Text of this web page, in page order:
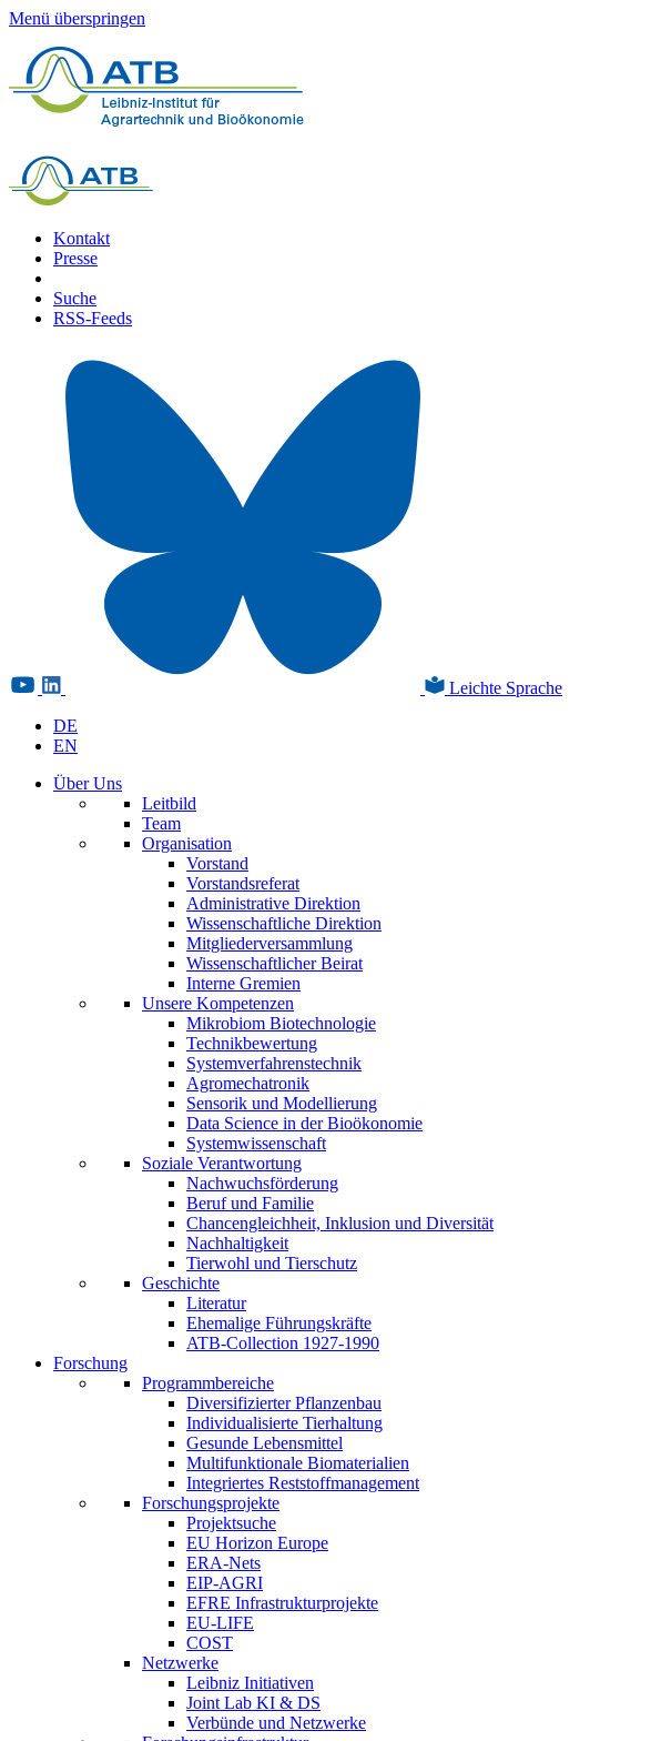
Menü überspringen
Kontakt
Presse
Suche
RSS-Feeds
Leichte Sprache
DE
EN
Über Uns
Leitbild
Team
Organisation
Vorstand
Vorstandsreferat
Administrative Direktion
Wissenschaftliche Direktion
Mitgliederversammlung
Wissenschaftlicher Beirat
Interne Gremien
Unsere Kompetenzen
Mikrobiom Biotechnologie
Technikbewertung
Systemverfahrenstechnik
Agromechatronik
Sensorik und Modellierung
Data Science in der Bioökonomie
Systemwissenschaft
Soziale Verantwortung
Nachwuchsförderung
Beruf und Familie
Chancengleichheit, Inklusion und Diversität
Nachhaltigkeit
Tierwohl und Tierschutz
Geschichte
Literatur
Ehemalige Führungskräfte
ATB-Collection 1927-1990
Forschung
Programmbereiche
Diversifizierter Pflanzenbau
Individualisierte Tierhaltung
Gesunde Lebensmittel
Multifunktionale Biomaterialien
Integriertes Reststoffmanagement
Forschungsprojekte
Projektsuche
EU Horizon Europe
ERA-Nets
EIP-AGRI
EFRE Infrastrukturprojekte
EU-LIFE
COST
Netzwerke
Leibniz Initiativen
Joint Lab KI & DS
Verbünde und Netzwerke